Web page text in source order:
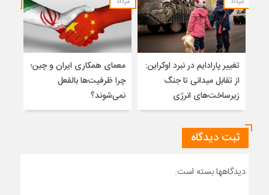
تغییر پارادایم در نبرد اوکراین:
از تقابل میدانی تا جنگ
زیرساخت‌های انرژی
معمای همکاری ایران و چین؛
چرا ظرفیت‌ها بالفعل
نمی‌شوند؟
ثبت دیدگاه
دیدگاهها بسته است.